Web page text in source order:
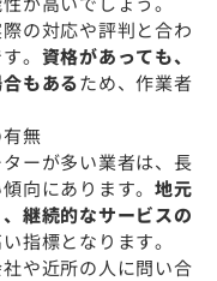
の対応や評判と合わ
。 資格があっても、
もあるため、作業者
無
ーが多い業者は、長
向にあります。 地元
継続的なサービスの
指標となります。
や近所の人に問い合